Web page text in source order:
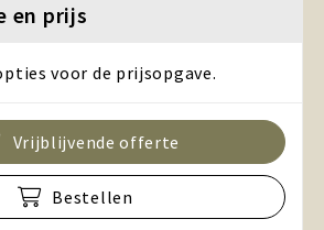
en prijs
voor de prijsopgave.
Vrijblijvende offerte
Bestellen